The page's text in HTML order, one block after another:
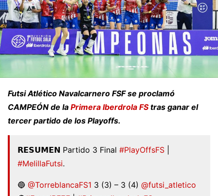
Futsi Atlético Navalcarnero FSF se proclamó
CAMPEÓN de la Primera Iberdrola FStras ganar el
tercer partido de los Playoffs.
𝗥𝗘𝗦𝗨𝗠𝗘𝗡 Partido 3 Final #PlayOffsFS
#MelillaFutsi.
🔵 @TorreblancaFS1 3 (3) – 3 (4) @futsi_atletico